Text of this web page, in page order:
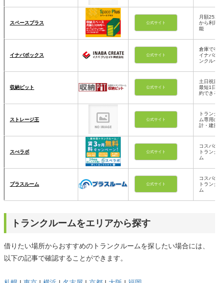
スペースプラス 公式サイト
月額
から利
能
イナバボックス 公式サイト
倉庫で
イナバ
ンクル
収納ピット 公式サイト
土日祝
最短1日
約できる
ストレージ王 公式サイト
トラン
ム専用
計・建築
スぺラボ 公式サイト
コスパ
トラン
ム
プラスルーム 公式サイト
コスパ
トラン
ム
トランクルームをエリアから探す
借りたい場所からおすすめのトランクルームを探したい場合には、
以下の記事で確認することができます。